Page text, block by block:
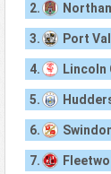
2.
3. Port
4. Lincoln
5.
6.
7.